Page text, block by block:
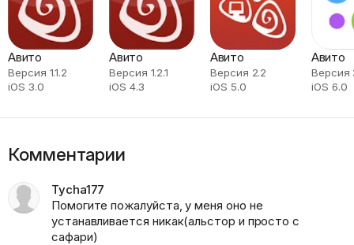
Авито
Версия 1.1.2
iOS 3.0
Авито
Версия 1.2.1
iOS 4.3
Авито
Версия 2.2
iOS 5.0
Авито
Версия
iOS 6.0
Комментарии
Tycha177
Помогите пожалуйста, у меня оно не
устанавливается никак(альстор и просто с
сафари)